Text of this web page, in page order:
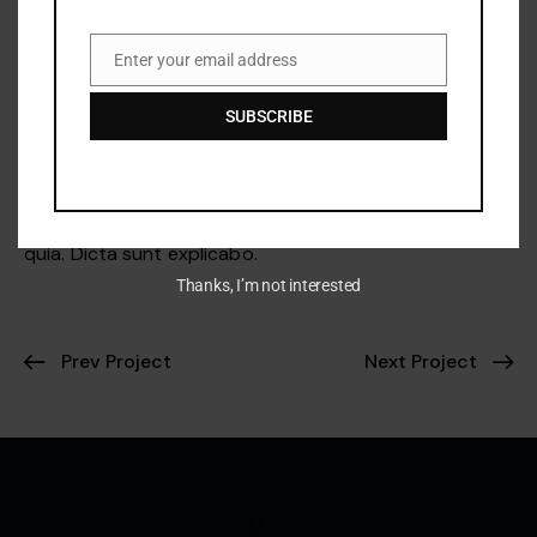
Dicta sunt explicabo. Nemo enim ipsam voluptatem
quia voluptas sit aspernatur aut odit aut fugit, sed
dolore sed do magna quia.
quia. Dicta sunt explicabo.
Prev Project Next Project
EmailEnter your email address
SUBSCRIBE
Thanks, I’m not interested